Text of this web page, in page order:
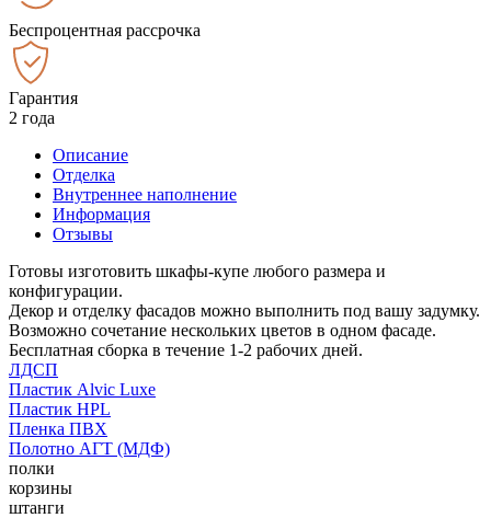
Беспроцентная рассрочка
Гарантия
2 года
Описание
Отделка
Внутреннее наполнение
Информация
Отзывы
Готовы изготовить шкафы-купе любого размера и
конфигурации.
Декор и отделку фасадов можно выполнить под вашу задумку.
Возможно сочетание нескольких цветов в одном фасаде.
Бесплатная сборка в течение 1-2 рабочих дней.
ЛДСП
Пластик Alvic Luxe
Пластик HPL
Пленка ПВХ
Полотно АГТ (МДФ)
полки
корзины
штанги